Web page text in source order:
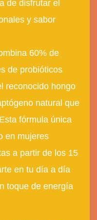
de disfrutar el
y sabor
60% de
de probióticos
reconocido hongo
natural que
fórmula única
en mujeres
a partir de los 15
en tu día a día
toque de energía